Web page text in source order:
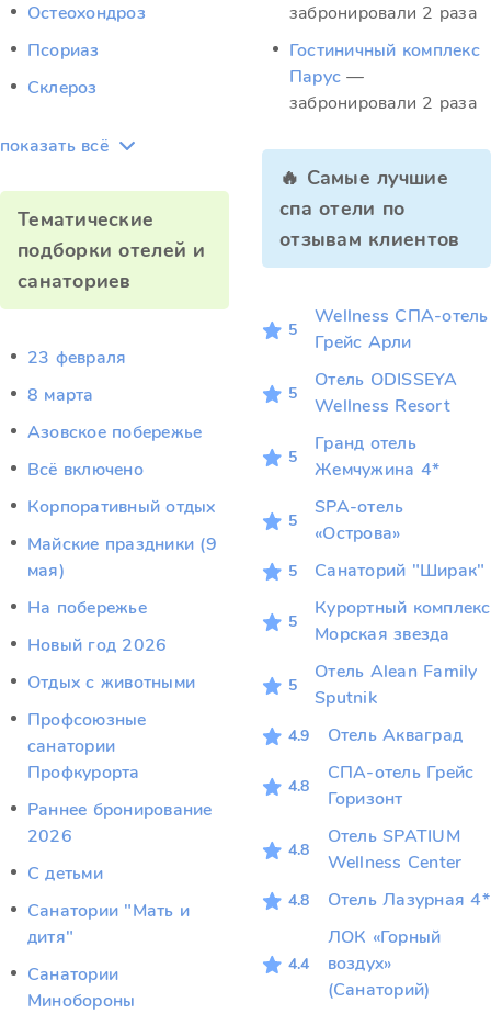
Остеохондроз
Псориаз
Склероз
показать всё
Тематические
подборки отелей и
санаториев
23 февраля
8 марта
Азовское побережье
Всё включено
Корпоративный отдых
Майские праздники (9
мая)
На побережье
Новый год 2026
Отдых c животными
Профсоюзные
санатории
Профкурорта
Раннее бронирование
2026
С детьми
Санатории "Мать и
дитя"
Санатории
Минобороны
забронировали 2 раза
Гостиничный комплекс
Парус —
забронировали 2 раза
🔥 Самые лучшие
спа отели по
отзывам клиентов
5
Wellness СПА‑отель
Грейс Арли
5
Отель ODISSEYA
Wellness Resort
5
Гранд отель
Жемчужина 4*
5
SPA-отель
«Острова»
5 Санаторий "Ширак"
5
Курортный комплекс
Морская звезда
5
Отель Alean Family
Sputnik
4.9 Отель Акваград
4.8
СПА-отель Грейс
Горизонт
4.8
Отель SPATIUM
Wellness Center
4.8 Отель Лазурная 4*
4.4
ЛОК «Горный
воздух»
(Санаторий)